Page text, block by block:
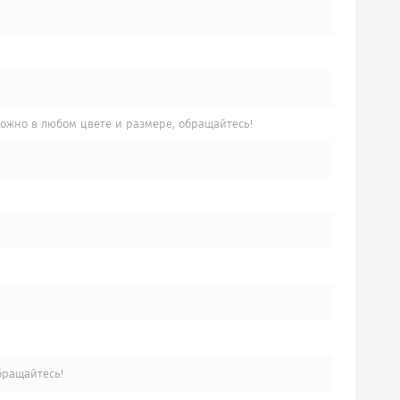
в любом цвете и размере, обращайтесь!